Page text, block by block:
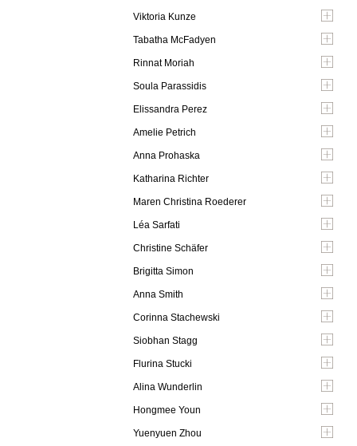
Viktoria Kunze
Tabatha McFadyen
Rinnat Moriah
Soula Parassidis
Elissandra Perez
Amelie Petrich
Anna Prohaska
Katharina Richter
Maren Christina Roederer
Léa Sarfati
Christine Schäfer
Brigitta Simon
Anna Smith
Corinna Stachewski
Siobhan Stagg
Flurina Stucki
Alina Wunderlin
Hongmee Youn
Yuenyuen Zhou